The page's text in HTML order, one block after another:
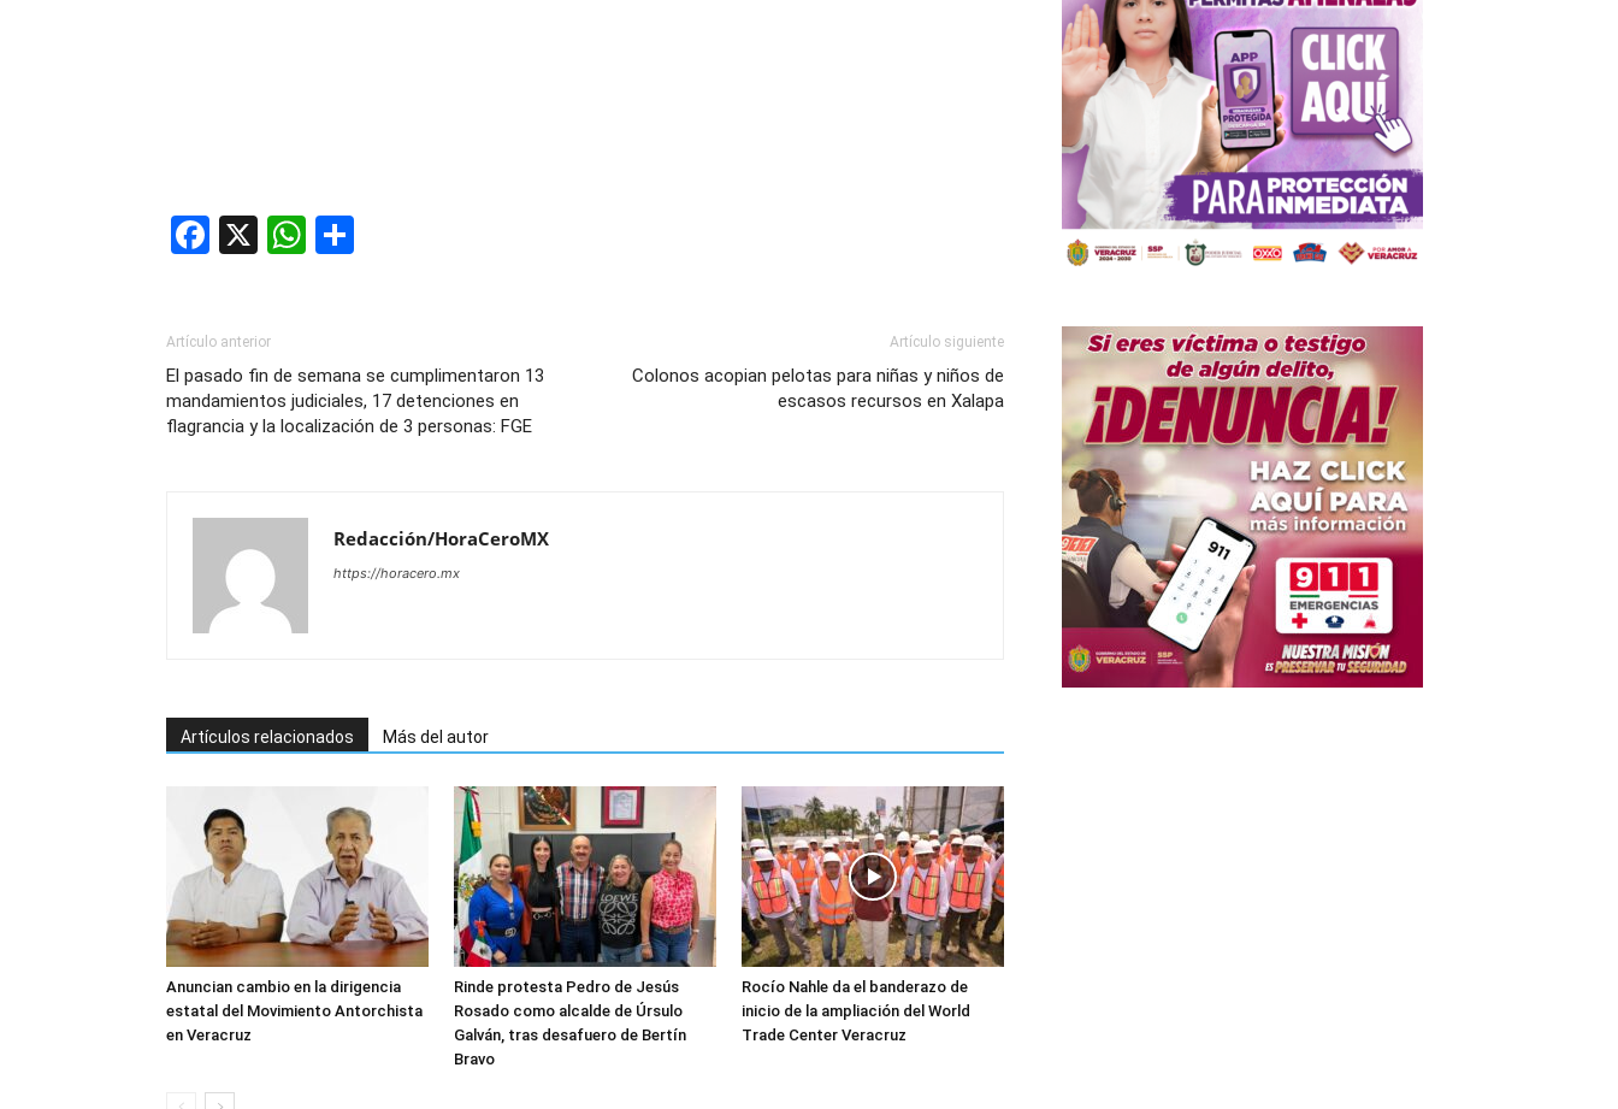
Facebook
X WhatsApp
Artículo anterior
El pasado fin de semana se cumplimentaron 13
mandamientos judiciales, 17 detenciones en
flagrancia y la localización de 3 personas: FGE
Artículo siguiente
Colonos acopian pelotas para niñas y niños de
escasos recursos en Xalapa
Redacción/HoraCeroMX
https://horacero.mx
Artículos relacionados Más del autor
Anuncian cambio en la dirigencia
estatal del Movimiento Antorchista
en Veracruz
Rinde protesta Pedro de Jesús
Rosado como alcalde de Úrsulo
Galván, tras desafuero de Bertín
Bravo
Rocío Nahle da el banderazo de
inicio de la ampliación del World
Trade Center Veracruz